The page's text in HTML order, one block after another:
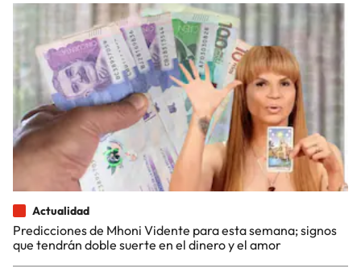
Actualidad
Predicciones de Mhoni Vidente para esta semana; signos
que tendrán doble suerte en el dinero y el amor